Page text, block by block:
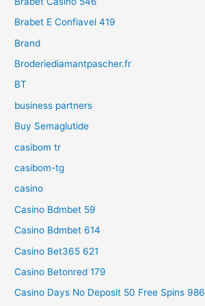
Brabet E Confiavel 419
Brand
Broderiediamantpascher.fr
BT
business partners
Buy Semaglutide
casibom tr
casibom-tg
casino
Casino Bdmbet 59
Casino Bdmbet 614
Casino Bet365 621
Casino Betonred 179
Casino Days No Deposit 50 Free Spins 986